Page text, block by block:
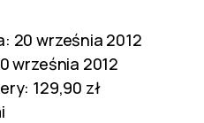
20 września 2012
września 2012
129,90 zł